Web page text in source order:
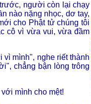
người còn lại chạy
nào nặng nhọc, dơ tay,
cho Phật tử chúng tôi
cô vì vừa vui, vừa đầm
mình", nghe riết thành
chẳng bận lòng trông
mình cho mệt!